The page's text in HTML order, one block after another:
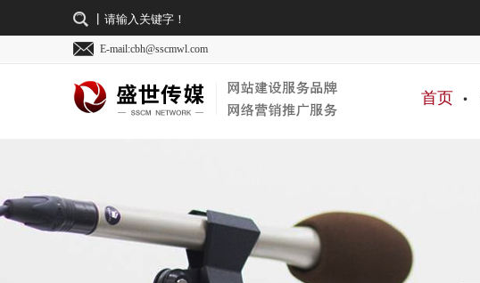
E-mail:cbh@sscmwl.com
首页